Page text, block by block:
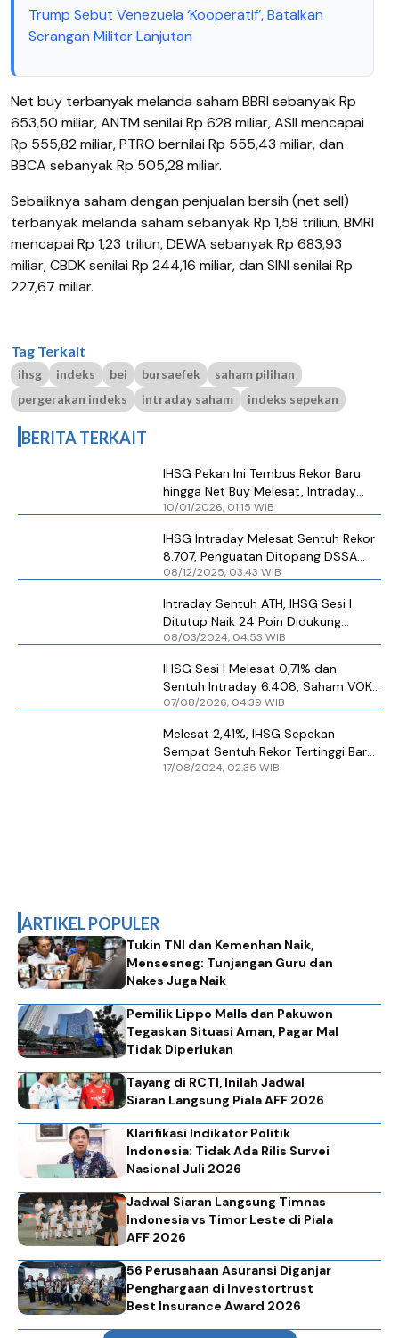
Trump Sebut Venezuela ‘Kooperatif’, Batalkan
Serangan Militer Lanjutan
Net buy terbanyak melanda saham BBRI sebanyak Rp
653,50 miliar, ANTM senilai Rp 628 miliar, ASII mencapai
Rp 555,82 miliar, PTRO bernilai Rp 555,43 miliar, dan
BBCA sebanyak Rp 505,28 miliar.
Sebaliknya saham dengan penjualan bersih (net sell)
terbanyak melanda saham sebanyak Rp 1,58 triliun, BMRI
mencapai Rp 1,23 triliun, DEWA sebanyak Rp 683,93
miliar, CBDK senilai Rp 244,16 miliar, dan SINI senilai Rp
227,67 miliar.
Tag Terkait
ihsg indeks bei bursaefek
saham pilihan
pergerakan indeks
intraday saham indeks sepekan
BERITA TERKAIT
IHSG Pekan Ini Tembus Rekor Baru
hingga Net Buy Melesat, Intraday
Sentuh 9.002 Didukung Sektor Ini
10/01/2026, 01.15 WIB
IHSG Intraday Melesat Sentuh Rekor
8.707, Penguatan Ditopang DSSA
hingga GOTO
08/12/2025, 03.43 WIB
Intraday Sentuh ATH, IHSG Sesi I
Ditutup Naik 24 Poin Didukung
Lompatan Saham TINS dan MSKY
08/03/2024, 04.53 WIB
IHSG Sesi I Melesat 0,71% dan
Sentuh Intraday 6.408, Saham VOKS
hingga ROCK Cetak ARA
07/08/2026, 04.39 WIB
Melesat 2,41%, IHSG Sepekan
Sempat Sentuh Rekor Tertinggi Baru
dan Net Buy Asing Berlanjut
17/08/2024, 02.35 WIB
ARTIKEL POPULER
Tukin TNI dan Kemenhan Naik,
Mensesneg: Tunjangan Guru dan
Nakes Juga Naik
Pemilik Lippo Malls dan Pakuwon
Tegaskan Situasi Aman, Pagar Mal
Tidak Diperlukan
Tayang di RCTI, Inilah Jadwal
Siaran Langsung Piala AFF 2026
Klarifikasi Indikator Politik
Indonesia: Tidak Ada Rilis Survei
Nasional Juli 2026
Jadwal Siaran Langsung Timnas
Indonesia vs Timor Leste di Piala
AFF 2026
56 Perusahaan Asuransi Diganjar
Penghargaan di Investortrust
Best Insurance Award 2026